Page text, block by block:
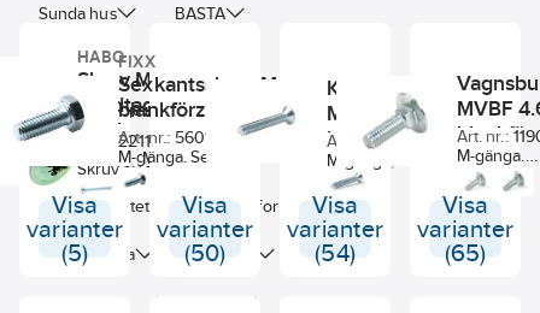
Sunda hus BASTA
Egenskap
Storlek gänga metrisk (M)
Material
Materialkvalitet Huvudform
Längd gänga Gängtyp
Nyckelvidd
HABO
Skruv M4 till
handtag
och knopp
Art.
221150AX
Skruv av stål
för handtag
och knoppar.
Gänga M4.
Visa
varianter
(5)
FIXX
Sexkantsskruv M6S 8.8
blankförzinkad ISO 4017 FIXX
Art. nr.: 560114
M-gänga. Sexkantsskruv enligt ISO 4017
(DIN 933), helgängad.
Materialcertifikat enligt EN10204-3.1
kan laddas ner på Ahlsells hemsida
https://www.ahlsell.se/tjanster/certifikat/
För att hämta ditt certifikat skriver du in
Visa
varianter
(50)
Krysskruv
MFX-Z 4.8
blankförzinkad
DIN 965
Art. nr.: 148662
M-gänga, Pozidriv
(Z) kryssskruv
med sänkhuvud
enligt DIN 965 A (
ISO 7046 )
Visa
varianter
(54)
MVBF
DIN 603
Art. nr.:
M-gänga.
fyrkant
603
Visa
varianter
(65)